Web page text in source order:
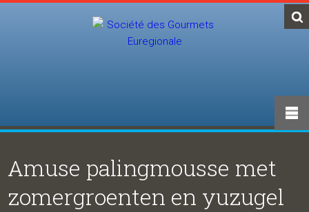
Amuse palingmousse met
zomergroenten en yuzugel